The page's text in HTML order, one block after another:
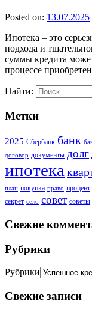
Posted on: 13.07.2025
Ипотека – это
подхода и
суммы кредита
процессе
Найти:
Метки
2025 Сбербанк банк
договор документы долг
ипотека
план покупка право процент
секрет село совет советы
Свежие
Рубрики
Рубрики
Свежие записи